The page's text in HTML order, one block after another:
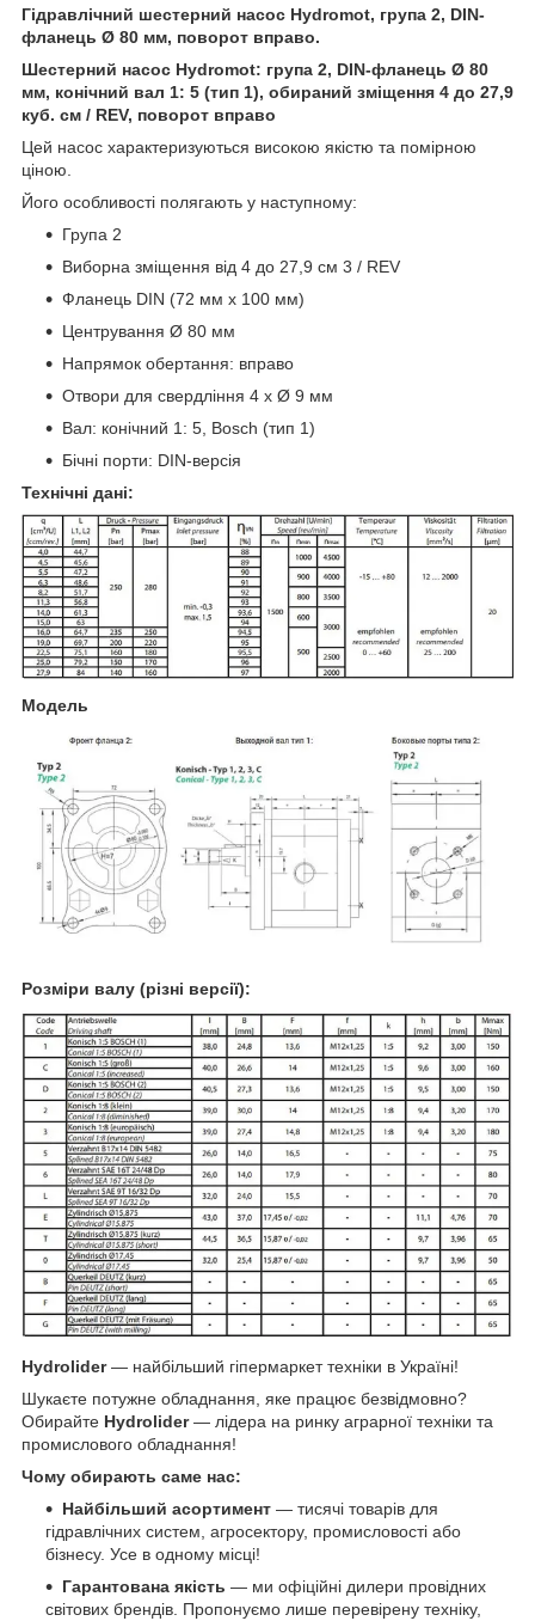
Гідравлічний шестерний насос Hydromot, група 2, DIN-
фланець Ø 80 мм, поворот вправо.
Шестерний насос Hydromot: група 2, DIN-фланець Ø 80
мм, конічний вал 1: 5 (тип 1), обираний зміщення 4 до 27,9
куб. см / REV, поворот вправо
Цей насос характеризуються високою якістю та помірною
ціною.
Його особливості полягають у наступному:
Група 2
Виборна зміщення від 4 до 27,9 см 3 / REV
Фланець DIN (72 мм x 100 мм)
Центрування Ø 80 мм
Напрямок обертання: вправо
Отвори для свердління 4 x Ø 9 мм
Вал: конічний 1: 5, Bosch (тип 1)
Бічні порти: DIN-версія
Технічні дані:
Модель
Розміри валу (різні версії):
Hydrolider— найбільший гіпермаркет техніки в Україні!
Шукаєте потужне обладнання, яке працює безвідмовно?
Обирайте Hydrolider— лідера на ринку аграрної техніки та
промислового обладнання!
Чому обирають саме нас:
Найбільший асортимент — тисячі товарів для
гідравлічних систем, агросектору, промисловості або
бізнесу. Усе в одному місці!
Гарантована якість — ми офіційні дилери провідних
світових брендів. Пропонуємо лише перевірену техніку,